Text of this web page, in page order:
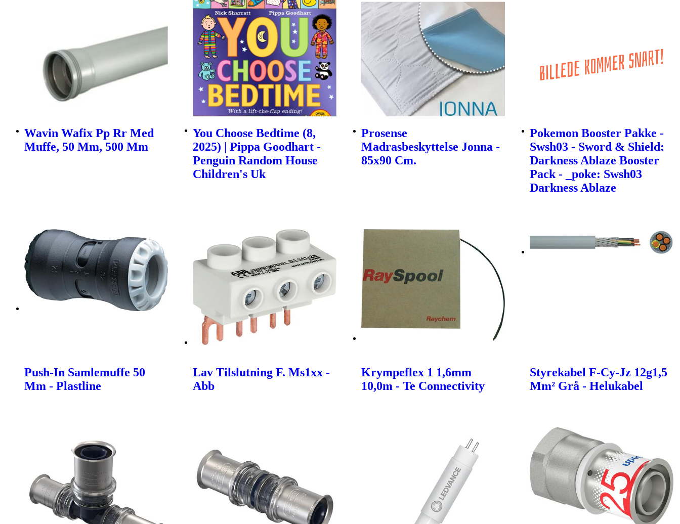
Wavin Wafix Pp Rr Med
Muffe, 50 Mm, 500 Mm
You Choose Bedtime (8,
2025) | Pippa Goodhart -
Penguin Random House
Children's Uk
Prosense
Madrasbeskyttelse Jonna -
85x90 Cm.
Pokemon Booster Pakke -
Swsh03 - Sword & Shield:
Darkness Ablaze Booster
Pack - _poke: Swsh03
Darkness Ablaze
Push-In Samlemuffe 50
Mm - Plastline
Lav Tilslutning F. Ms1xx -
Abb
Krympeflex 1 1,6mm
10,0m - Te Connectivity
Styrekabel F-Cy-Jz 12g1,5
Mm² Grå - Helukabel